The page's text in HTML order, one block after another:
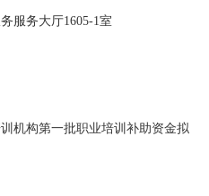
服务大厅1605-1室
机构第一批职业培训补助资金拟